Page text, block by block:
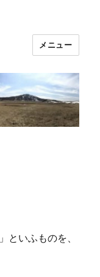
メニュー
といふものを、